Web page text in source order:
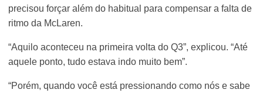
precisou forçar além do habitual para compensar a falta de
ritmo da McLaren.
“Aquilo aconteceu na primeira volta do Q3”, explicou. “Até
aquele ponto, tudo estava indo muito bem”.
“Porém, quando você está pressionando como nós e sabe